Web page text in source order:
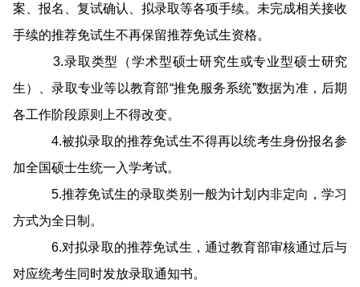
案、报名、复试确认、拟录取等各项手续。未完成相关接收
手续的推荐免试生不再保留推荐免试生资格。
3.录取类型（学术型硕士研究生或专业型硕士研究
生）、录取专业等以教育部“推免服务系统”数据为准，后期
各工作阶段原则上不得改变。
4.被拟录取的推荐免试生不得再以统考生身份报名参
加全国硕士生统一入学考试。
5.推荐免试生的录取类别一般为计划内非定向，学习
方式为全日制。
6.对拟录取的推荐免试生，通过教育部审核通过后与
对应统考生同时发放录取通知书。